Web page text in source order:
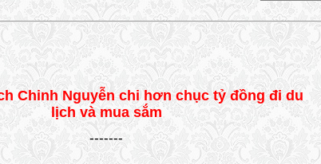
Chinh Nguyễn chi hơn chục tỷ đồng đi du
lịch và mua sắm
-------